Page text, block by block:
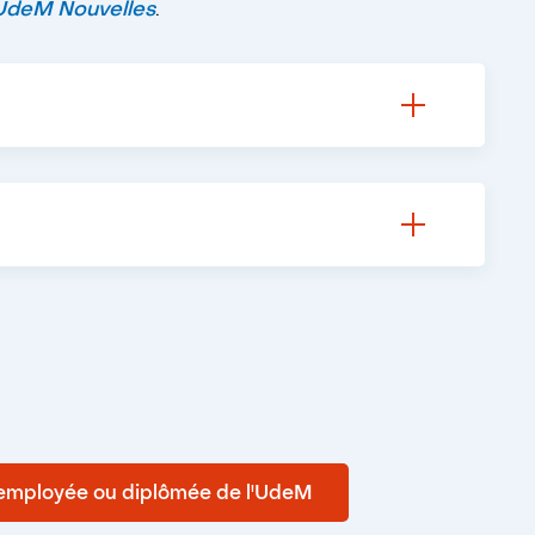
Nouvelles.
durant la période de congé entre les
et de découvrir d’autres cultures dans
monde. Avec ce type de jumelage, les
ou diplômée de l'UdeM